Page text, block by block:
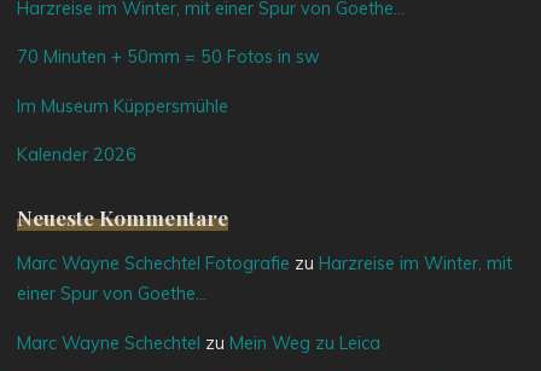
Harzreise im Winter, mit einer Spur von Goethe…
70 Minuten + 50mm = 50 Fotos in sw
Im Museum Küppersmühle
Kalender 2026
Neueste Kommentare
Marc Wayne Schechtel Fotografie zu Harzreise im Winter, mit
einer Spur von Goethe…
Marc Wayne Schechtel zu Mein Weg zu Leica